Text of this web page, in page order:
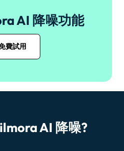
AI 降噪功能
費試用
AI 降噪?